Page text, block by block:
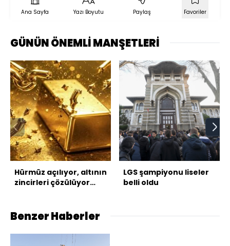
Ana Sayfa Yazı Boyutu Paylaş Favoriler
GÜNÜN ÖNEMLİ MANŞETLERİ
Hürmüz açılıyor, altının
zincirleri çözülüyor
LGS şampiyonu liseler
belli oldu
Benzer Haberler